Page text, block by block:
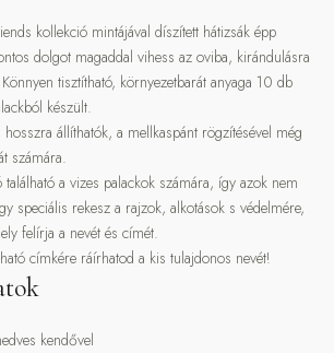
kollekció mintájával díszített hátizsák épp
dolgot magaddal vihess az oviba, kirándulásra
tisztítható, környezetbarát anyaga 10 db
készült.
állíthatók, a mellkaspánt rögzítésével még
számára.
a vizes palackok számára, így azok nem
speciális rekesz a rajzok, alkotások s védelmére,
felírja a nevét és címét.
címkére ráírhatod a kis tulajdonos nevét!
kendővel